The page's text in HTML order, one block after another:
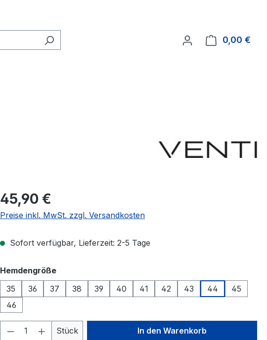
0,00 €
Regulärer Preis:
45,90 €
Preise inkl. MwSt. zzgl. Versandkosten
Sofort verfügbar, Lieferzeit: 2-5 Tage
Hemdengrößeauswählen
35
36 37 38 39 40 41 42 43 44
45
46
Produkt Anzahl: Gib den gewünschten Wert
Stück In den Warenkorb